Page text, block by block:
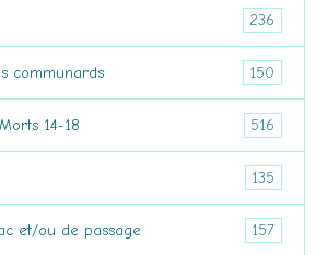
236
communards 150
14-18 516
135
et/ou de passage 157